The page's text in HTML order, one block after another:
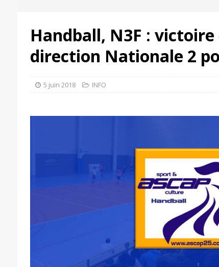
Handball, N3F :
direction Nationale 2
5 juin 2018 INFO